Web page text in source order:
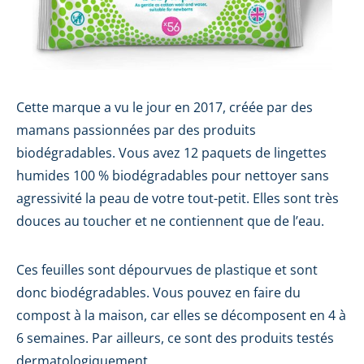
Cette marque a vu le jour en 2017, créée par des
mamans passionnées par des produits
biodégradables. Vous avez 12 paquets de lingettes
humides 100 % biodégradables pour nettoyer sans
agressivité la peau de votre tout-petit. Elles sont très
douces au toucher et ne contiennent que de l’eau.
Ces feuilles sont dépourvues de plastique et sont
donc biodégradables. Vous pouvez en faire du
compost à la maison, car elles se décomposent en 4 à
6 semaines. Par ailleurs, ce sont des produits testés